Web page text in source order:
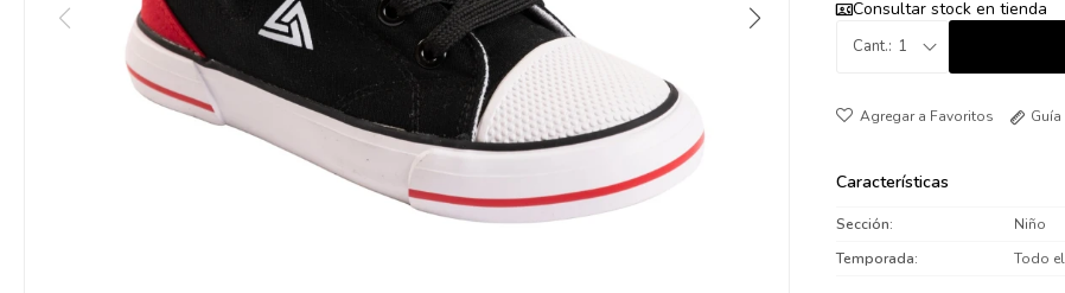
Consultar stock en tienda
1
Características
Sección
Niño
Temporada
Todo
095900371
095900382
094499894
095900369